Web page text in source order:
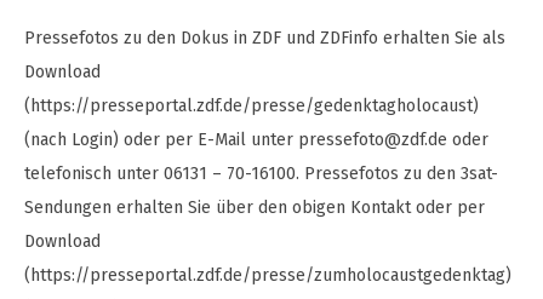
Pressefotos zu den Dokus in ZDF und ZDFinfo erhalten Sie als
Download
(https://presseportal.zdf.de/presse/gedenktagholocaust)
(nach Login) oder per E-Mail unter pressefoto@zdf.de oder
telefonisch unter 06131 – 70-16100. Pressefotos zu den 3sat-
Sendungen erhalten Sie über den obigen Kontakt oder per
Download
(https://presseportal.zdf.de/presse/zumholocaustgedenktag)